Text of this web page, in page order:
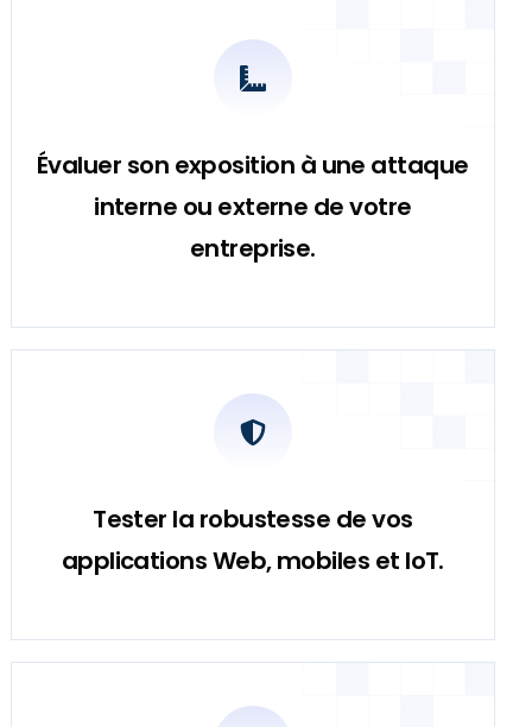
Évaluer son exposition à une attaque
interne ou externe de votre
entreprise.
Tester la robustesse de vos
applications Web, mobiles et IoT.